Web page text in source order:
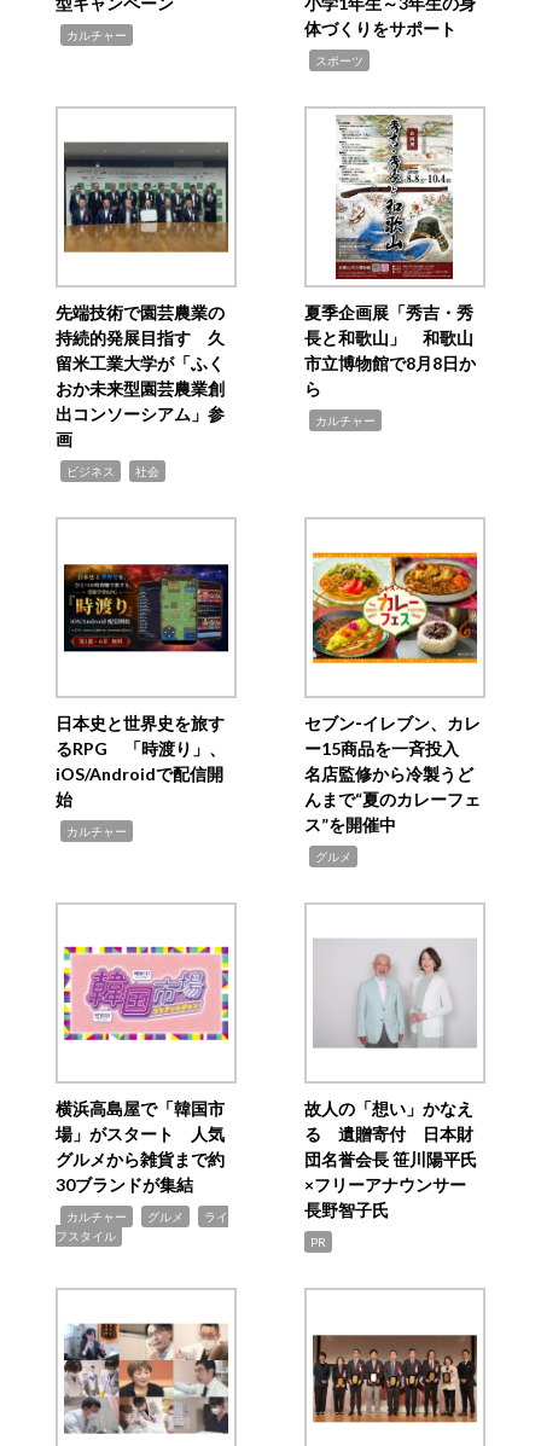
カルチャー
体づくりをサポート
スポーツ
先端技術で園芸農業の
持続的発展目指す 久
留米工業大学が「ふく
おか未来型園芸農業創
出コンソーシアム」参
画
ビジネス 社会
夏季企画展「秀吉・秀
長と和歌山」 和歌山
市立博物館で8月8日か
ら
カルチャー
日本史と世界史を旅す
るRPG 「時渡り」、
iOS/Androidで配信開
始
カルチャー
セブン‐イレブン、カレ
ー15商品を一斉投入
名店監修から冷製うど
んまで“夏のカレーフェ
ス”を開催中
グルメ
横浜高島屋で「韓国市
場」がスタート 人気
グルメから雑貨まで約
30ブランドが集結
カルチャー グルメ
ライ
フスタイル
故人の「想い」かなえ
る 遺贈寄付 日本財
団名誉会長 笹川陽平氏
×フリーアナウンサー
長野智子氏
PR